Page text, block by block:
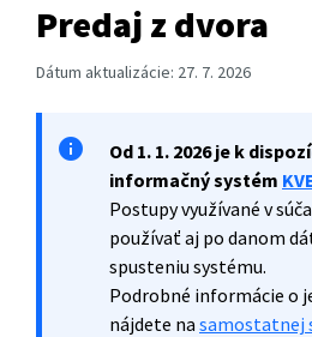
Predaj z dvora
Dátum aktualizácie: 27. 7. 2026
Od 1. 1. 2026 je k
informačný systém
Postupy využívané v
používať aj po danom
spusteniu systému.
Podrobné informácie o
nájdete na samostatnej